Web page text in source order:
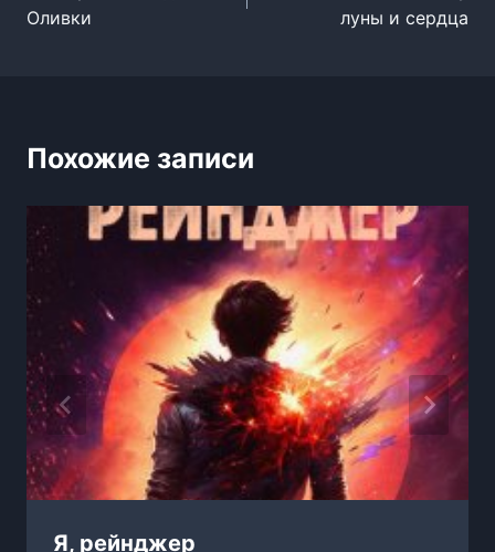
Оливки
луны и сердца
Похожие записи
Я, рейнджер